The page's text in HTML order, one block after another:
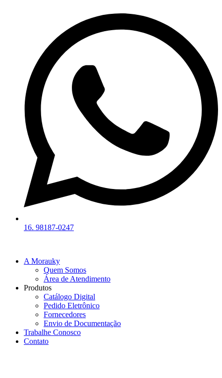
16. 98187-0247
A Morauky
Quem Somos
Área de Atendimento
Produtos
Catálogo Digital
Pedido Eletrônico
Fornecedores
Envio de Documentação
Trabalhe Conosco
Contato